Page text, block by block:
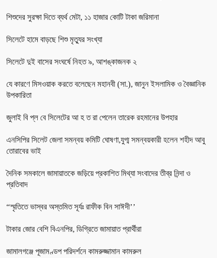
শিশুদের সুরক্ষা দিতে ব্যর্থ মেটা, ১১ হাজার কোটি টাকা জরিমানা
সিলেটে হামে বাড়ছে শিশু মৃত্যুর সংখ্যা
সিলেটে দুই বাসের সংঘর্ষে নিহত ৯, আশঙ্কাজনক ২
যে কারণে মিসওয়াক করতে বলেছেন মহানবী (সা.), জানুন ইসলামিক ও বৈজ্ঞানিক
উপকারিতা
জুলাই বি প্ল বে সিলেটের আ হ ত রা পেলেন তারেক রহমানের উপহার
এনসিপির সিলেট জেলা সমন্বয় কমিটি ঘোষণা,যুগ্ম সমন্বয়কারী হলেন শহীদ আবু
তোরাবের ভাই
দৈনিক সমকালে জামায়াতকে জড়িয়ে প্রকাশিত মিথ্যা সংবাদের তীব্র নিন্দা ও
প্রতিবাদ
“স্মৃতিতে ভাস্বর অস্তমিত সূর্যঃ রাফীক বিন সাঈদী’’
টাকার জোর বেশি বিএনপির, ডিগ্রিতে জামায়াত প্রার্থীরা
জামালগঞ্জে পূজামণ্ডপ পরিদর্শনে কামরুজ্জামান কামরুল